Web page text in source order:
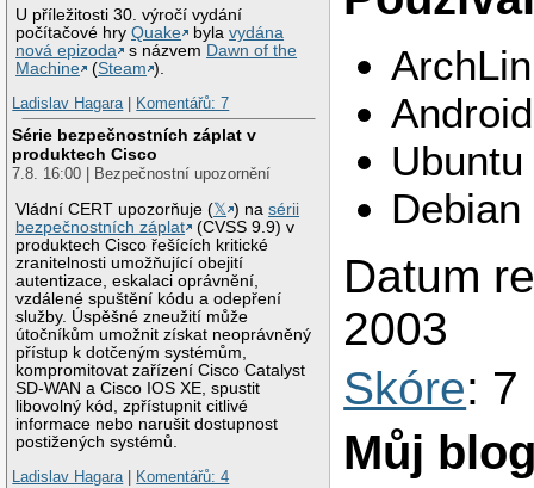
U příležitosti 30. výročí vydání
počítačové hryQuake bylavydána
nová epizoda
s názvem Dawn of the
Machine
(Steam ).
Ladislav Hagara| Komentářů: 7
Série bezpečnostních záplat v
produktech Cisco
7.8. 16:00 | Bezpečnostní upozornění
Vládní CERT upozorňuje (𝕏 ) nasérii
bezpečnostních záplat
(CVSS 9.9) v
produktech Cisco řešících kritické
zranitelnosti umožňující obejití
autentizace, eskalaci oprávnění,
vzdálené spuštění kódu a odepření
služby. Úspěšné zneužití může
útočníkům umožnit získat neoprávněný
přístup k dotčeným systémům,
kompromitovat zařízení Cisco Catalyst
SD-WAN a Cisco IOS XE, spustit
libovolný kód, zpřístupnit citlivé
informace nebo narušit dostupnost
postižených systémů.
Ladislav Hagara| Komentářů: 4
Android
Ubuntu
Debian
Datum
2003
Skóre: 7
Můj